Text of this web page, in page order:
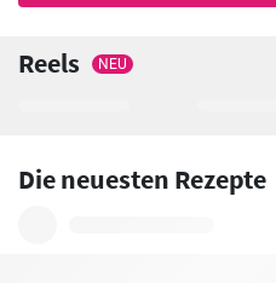
Reels NEU
Die neuesten Rezepte